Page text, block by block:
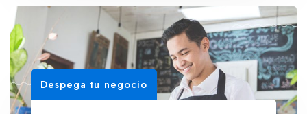
Despega tu negocio